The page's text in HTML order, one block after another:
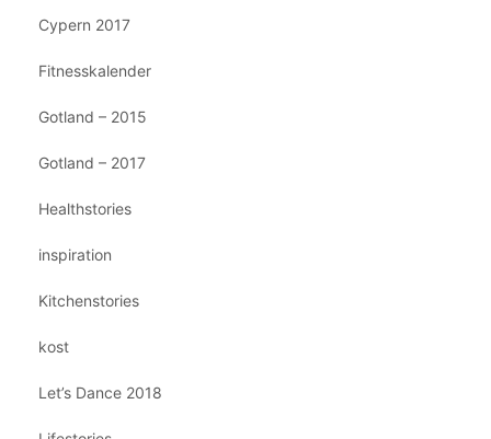
Cypern 2017
Fitnesskalender
Gotland – 2015
Gotland – 2017
Healthstories
inspiration
Kitchenstories
kost
Let’s Dance 2018